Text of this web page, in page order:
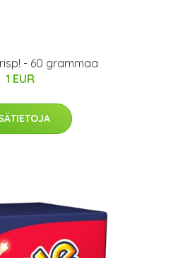
- 60 grammaa
1 EUR